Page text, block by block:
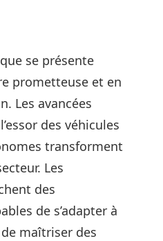
se présente
prometteuse et en
Les avancées
des véhicules
transforment
Les
des
de s’adapter à
maîtriser des